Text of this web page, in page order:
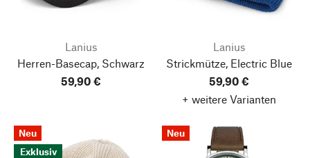
Lanius
Herren-Basecap, Schwarz
59,90 €
Lanius
Strickmütze, Electric Blue
59,90 €
+ weitere Varianten
Neu
Exklusiv
Neu